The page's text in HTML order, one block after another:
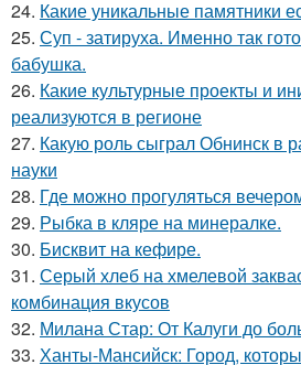
24. Какие уникальные памятники
25. Суп - затируха. Именно так
бабушка.
26. Какие культурные проекты и
реализуются в регионе
27. Какую роль сыграл Обнинск в
науки
28. Где можно прогуляться
29. Рыбка в кляре на минералке.
30. Бисквит на кефире.
31. Серый хлеб на хмелевой
комбинация вкусов
32. Милана Стар: От Калуги до
33. Ханты-Мансийск: Город,